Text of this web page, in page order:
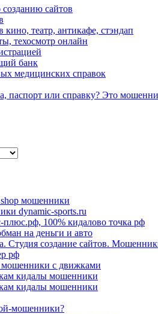
сайтов
театр, антикафе, стэндап
техосмотр онлайн
банк
медицинских справок
паспорт или справку? Это
мошенники
dynamic-sports.ru
100% кидалово точка рф
на деньги и авто
Студия создание сайтов.
рф
мошенники с движками
кидалы мошенники
кидалы мошенники
мошенники?